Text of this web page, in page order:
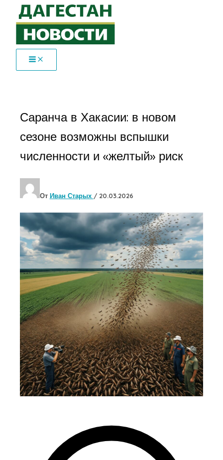
Перейти
содержимому
Саранча в Хакасии: в новом
сезоне возможны вспышки
численности и «желтый» риск
От Иван Старых / 20.03.2026